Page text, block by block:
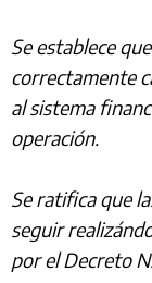
Se establece
correctamente
al sistema
operación.
Se ratifica que
seguir
por el Decreto